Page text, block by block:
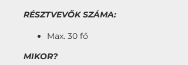
RÉSZTVEVŐK SZÁMA:
Max. 30 fő
MIKOR?